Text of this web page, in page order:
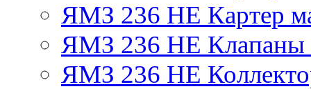
ЯМЗ 236 НЕ Картер
ЯМЗ 236 НЕ Клапаны
ЯМЗ 236 НЕ